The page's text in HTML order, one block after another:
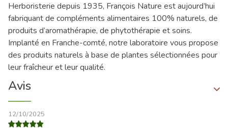
Herboristerie depuis 1935, François Nature est aujourd’hui
fabriquant de compléments alimentaires 100% naturels, de
produits d’aromathérapie, de phytothérapie et soins.
Implanté en Franche-comté, notre laboratoire vous propose
des produits naturels à base de plantes sélectionnées pour
leur fraîcheur et leur qualité.
Avis
12/10/2025